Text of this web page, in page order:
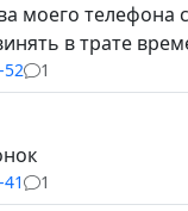
моего телефона
в трате
52 1
1